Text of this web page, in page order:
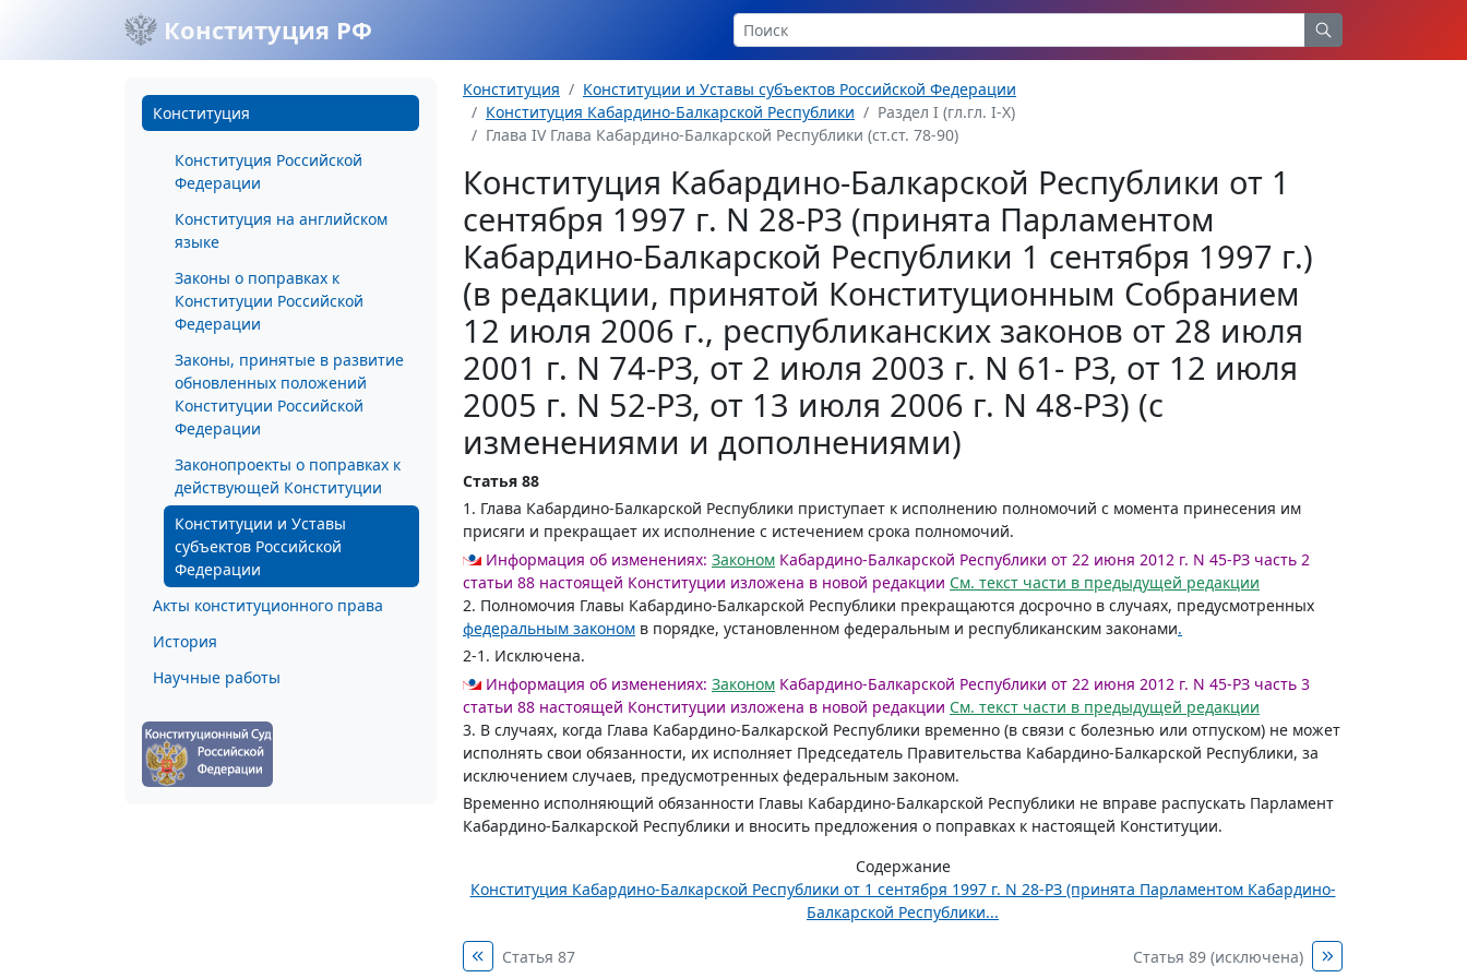
Конституция РФ
Конституция
Конституция Российской
Федерации
Конституция на английском
языке
Законы о поправках к
Конституции Российской
Федерации
Законы, принятые в развитие
обновленных положений
Конституции Российской
Федерации
Законопроекты о поправках к
действующей Конституции
Конституции и Уставы
субъектов Российской
Федерации
Акты конституционного права
История
Научные работы
Конституция
Конституции и Уставы субъектов Российской Федерации
Конституция Кабардино-Балкарской Республики
Раздел I (гл.гл. I-X)
Глава IV Глава Кабардино-Балкарской Республики (ст.ст. 78-90)
Конституция Кабардино-Балкарской Республики от 1
сентября 1997 г. N 28-РЗ (принята Парламентом
Кабардино-Балкарской Республики 1 сентября 1997 г.)
(в редакции, принятой Конституционным Собранием
12 июля 2006 г., республиканских законов от 28 июля
2001 г. N 74-РЗ, от 2 июля 2003 г. N 61- РЗ, от 12 июля
2005 г. N 52-РЗ, от 13 июля 2006 г. N 48-РЗ) (с
изменениями и дополнениями)
Статья 88
1. Глава Кабардино-Балкарской Республики приступает к исполнению полномочий с момента принесения им
присяги и прекращает их исполнение с истечением срока полномочий.
Информация об изменениях: Законом Кабардино-Балкарской Республики от 22 июня 2012 г. N 45-РЗ часть 2
статьи 88 настоящей Конституции изложена в новой редакции См. текст части в предыдущей редакции
2. Полномочия Главы Кабардино-Балкарской Республики прекращаются досрочно в случаях, предусмотренных
федеральным законом в порядке, установленном федеральным и республиканским законами.
2-1. Исключена.
Информация об изменениях: Законом Кабардино-Балкарской Республики от 22 июня 2012 г. N 45-РЗ часть 3
статьи 88 настоящей Конституции изложена в новой редакции См. текст части в предыдущей редакции
3. В случаях, когда Глава Кабардино-Балкарской Республики временно (в связи с болезнью или отпуском) не может
исполнять свои обязанности, их исполняет Председатель Правительства Кабардино-Балкарской Республики, за
исключением случаев, предусмотренных федеральным законом.
Временно исполняющий обязанности Главы Кабардино-Балкарской Республики не вправе распускать Парламент
Кабардино-Балкарской Республики и вносить предложения о поправках к настоящей Конституции.
Содержание
Конституция Кабардино-Балкарской Республики от 1 сентября 1997 г. N 28-РЗ (принята Парламентом Кабардино-
Балкарской Республики...
Статья 87 Статья 89 (исключена)